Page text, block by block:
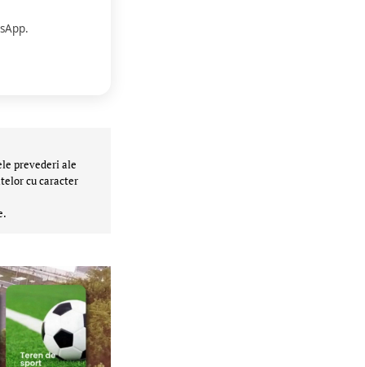
prevederi ale
cu caracter